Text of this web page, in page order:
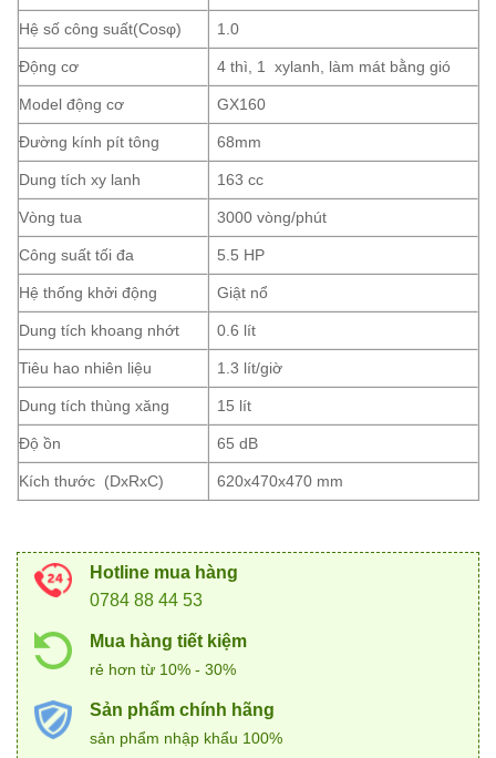
Hệ số công suất(Cosφ) 1.0
Động cơ 4 thì, 1 xylanh, làm mát bằng gió
Model động cơ GX160
Đường kính pít tông 68mm
Dung tích xy lanh 163 cc
Vòng tua 3000 vòng/phút
Công suất tối đa 5.5 HP
Hệ thống khởi động Giật nổ
Dung tích khoang nhớt 0.6 lít
Tiêu hao nhiên liệu 1.3 lít/giờ
Dung tích thùng xăng 15 lít
Độ ồn 65 dB
Kích thước (DxRxC) 620x470x470 mm
Hotline mua hàng
0784 88 44 53
Mua hàng tiết kiệm
rẻ hơn từ 10% - 30%
Sản phẩm chính hãng
sản phẩm nhập khẩu 100%